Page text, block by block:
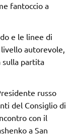
fantoccio a
e le linee di
autorevole,
sulla partita
russo
del Consiglio di
con il
a San